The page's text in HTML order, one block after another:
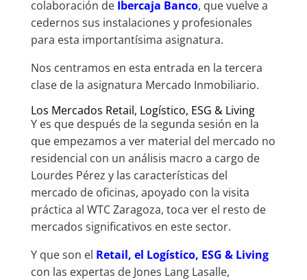
colaboración de Ibercaja Banco, que vuelve a
cedernos sus instalaciones y profesionales
para esta importantísima asignatura.
Nos centramos en esta entrada en la tercera
clase de la asignatura Mercado Inmobiliario.
Los Mercados Retail, Logístico, ESG & Living
Y es que después de la segunda sesión en la
que empezamos a ver material del mercado no
residencial con un análisis macro a cargo de
Lourdes Pérez y las características del
mercado de oficinas, apoyado con la visita
práctica al WTC Zaragoza, toca ver el resto de
mercados significativos en este sector.
Y que son el Retail, el Logístico, ESG & Living
con las expertas de Jones Lang Lasalle,